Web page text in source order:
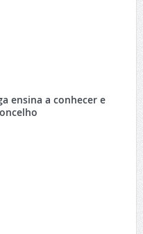
ensina a conhecer e